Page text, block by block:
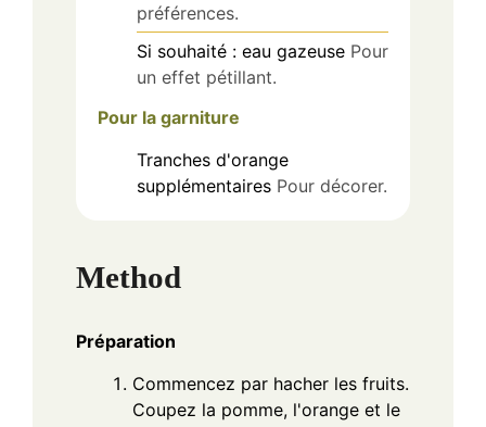
préférences.
Si souhaité : eau gazeuse Pour
un effet pétillant.
Pour la garniture
Tranches d'orange
supplémentaires Pour décorer.
Method
Préparation
Commencez par hacher les fruits.
Coupez la pomme, l'orange et le